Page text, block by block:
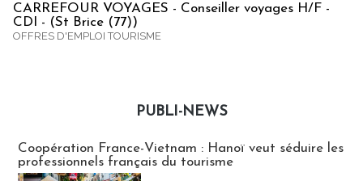
CARREFOUR VOYAGES - Conseiller voyages H/F -
CDI - (St Brice (77))
OFFRES D'EMPLOI TOURISME
PUBLI-NEWS
Coopération France-Vietnam : Hanoï veut séduire les
professionnels français du tourisme